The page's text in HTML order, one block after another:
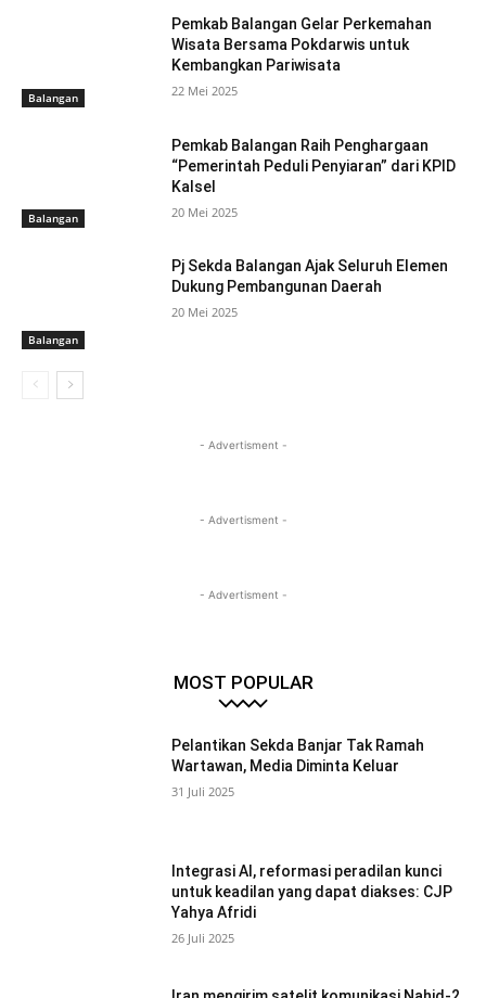
Balangan
Pemkab Balangan Gelar Perkemahan
Wisata Bersama Pokdarwis untuk
Kembangkan Pariwisata
22 Mei 2025
Balangan
Pemkab Balangan Raih Penghargaan
“Pemerintah Peduli Penyiaran” dari KPID
Kalsel
20 Mei 2025
Balangan
Pj Sekda Balangan Ajak Seluruh Elemen
Dukung Pembangunan Daerah
20 Mei 2025
- Advertisment -
- Advertisment -
- Advertisment -
MOST POPULAR
Pelantikan Sekda Banjar Tak Ramah
Wartawan, Media Diminta Keluar
31 Juli 2025
Integrasi AI, reformasi peradilan kunci
untuk keadilan yang dapat diakses: CJP
Yahya Afridi
26 Juli 2025